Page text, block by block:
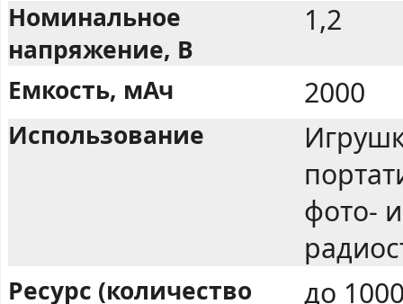
Номинальное
напряжение, В
1,2
Емкость, мАч 2000
Использование
фото-
Ресурс (количество
до